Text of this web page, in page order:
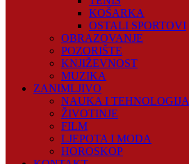
KOŠARKA
OSTALI SPORTOVI
OBRAZOVANJE
POZORIŠTE
KNJIŽEVNOST
MUZIKA
ZANIMLJIVO
NAUKA I TEHNOLOGIJA
ŽIVOTINJE
FILM
LJEPOTA I MODA
HOROSKOP